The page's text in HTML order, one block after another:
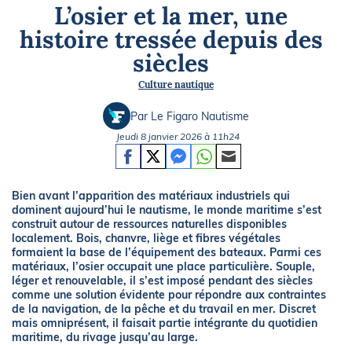
L’osier et la mer, une
histoire tressée depuis des
siècles
Culture nautique
Par Le Figaro Nautisme
Jeudi 8 janvier 2026 à 11h24
Bien avant l’apparition des matériaux industriels qui
dominent aujourd’hui le nautisme, le monde maritime s’est
construit autour de ressources naturelles disponibles
localement. Bois, chanvre, liège et fibres végétales
formaient la base de l’équipement des bateaux. Parmi ces
matériaux, l’osier occupait une place particulière. Souple,
léger et renouvelable, il s’est imposé pendant des siècles
comme une solution évidente pour répondre aux contraintes
de la navigation, de la pêche et du travail en mer. Discret
mais omniprésent, il faisait partie intégrante du quotidien
maritime, du rivage jusqu’au large.